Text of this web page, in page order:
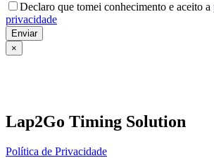
Declaro que tomei conhecimento e aceito a
privacidade
Enviar
×
Lap2Go Timing Solution
Política de Privacidade